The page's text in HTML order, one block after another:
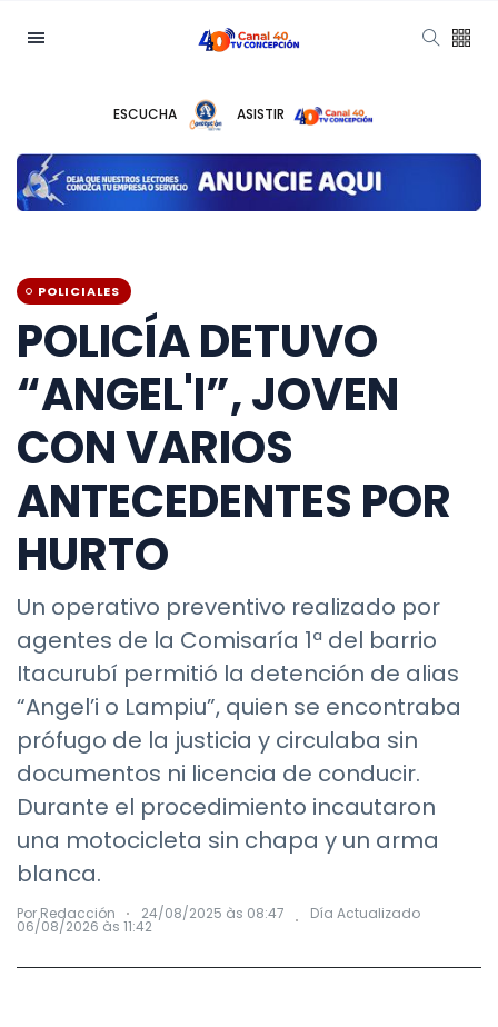
ESCUCHA ASISTIR
POLICIALES
POLICÍA DETUVO
“ANGEL'I”, JOVEN
CON VARIOS
ANTECEDENTES POR
HURTO
Un operativo preventivo realizado por
agentes de la Comisaría 1ª del barrio
Itacurubí permitió la detención de alias
“Angel’i o Lampiu”, quien se encontraba
prófugo de la justicia y circulaba sin
documentos ni licencia de conducir.
Durante el procedimiento incautaron
una motocicleta sin chapa y un arma
blanca.
Por Redacción 24/08/2025 às 08:47 Día Actualizado
06/08/2026 às 11:42